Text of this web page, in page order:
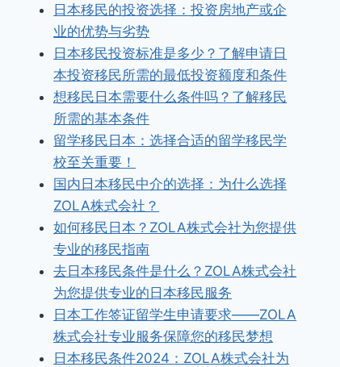
日本移民的投资选择：投资房地产或企
业的优势与劣势
日本移民投资标准是多少？了解申请日
本投资移民所需的最低投资额度和条件
想移民日本需要什么条件吗？了解移民
所需的基本条件
留学移民日本：选择合适的留学移民学
校至关重要！
国内日本移民中介的选择：为什么选择
ZOLA株式会社？
如何移民日本？ZOLA株式会社为您提供
专业的移民指南
去日本移民条件是什么？ZOLA株式会社
为您提供专业的日本移民服务
日本工作签证留学生申请要求——ZOLA
株式会社专业服务保障您的移民梦想
日本移民条件2024：ZOLA株式会社为